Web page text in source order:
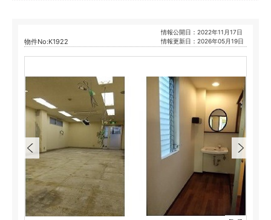
物件No:K1922
情報公開日：2022年11月17日
情報更新日：2026年05月19日